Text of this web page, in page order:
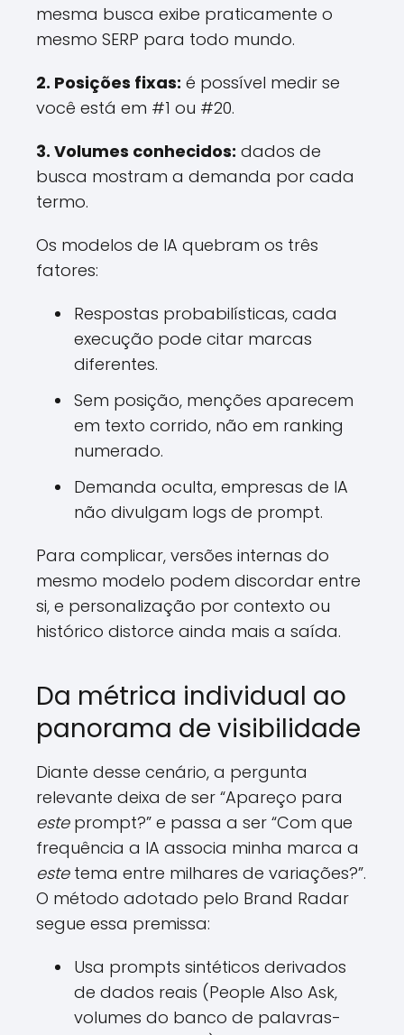
mesma busca exibe praticamente o
mesmo SERP para todo mundo.
2. Posições fixas: é possível medir se
você está em #1 ou #20.
3. Volumes conhecidos: dados de
busca mostram a demanda por cada
termo.
Os modelos de IA quebram os três
fatores:
Respostas probabilísticas, cada
execução pode citar marcas
diferentes.
Sem posição, menções aparecem
em texto corrido, não em ranking
numerado.
Demanda oculta, empresas de IA
não divulgam logs de prompt.
Para complicar, versões internas do
mesmo modelo podem discordar entre
si, e personalização por contexto ou
histórico distorce ainda mais a saída.
Da métrica individual ao
panorama de visibilidade
Diante desse cenário, a pergunta
relevante deixa de ser “Apareço para
esteprompt?” e passa a ser “Com que
frequência a IA associa minha marca a
estetema entre milhares de variações?”.
O método adotado pelo Brand Radar
segue essa premissa:
Usa prompts sintéticos derivados
de dados reais (People Also Ask,
volumes do banco de palavras-